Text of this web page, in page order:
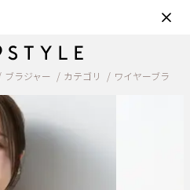
ブラジャー カテゴリ ワイヤーブラ